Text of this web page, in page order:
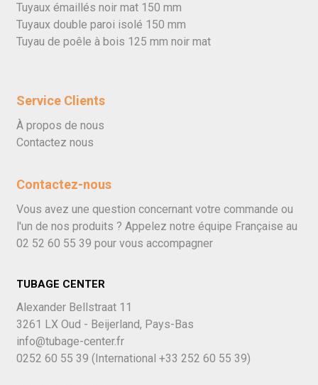
Tuyaux émaillés noir mat 150 mm
Tuyaux double paroi isolé 150 mm
Tuyau de poêle à bois 125 mm noir mat
Service Clients
À propos de nous
Contactez nous
Contactez-nous
Vous avez une question concernant votre commande ou
l'un de nos produits ? Appelez notre équipe Française au
02 52 60 55 39 pour vous accompagner
TUBAGE CENTER
Alexander Bellstraat 11
3261 LX Oud - Beijerland, Pays-Bas
info@tubage-center.fr
0252 60 55 39 (International +33 252 60 55 39)